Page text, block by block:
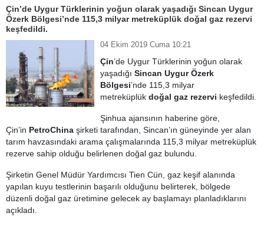
Çin’de Uygur Türklerinin yoğun olarak yaşadığı Sincan Uygur
Özerk Bölgesi’nde 115,3 milyar metreküplük doğal gaz rezervi
keşfedildi.
04 Ekim 2019 Cuma 10:21
Çin’de Uygur Türklerinin yoğun olarak
yaşadığı Sincan Uygur Özerk
Bölgesi’nde 115,3 milyar
metreküplük doğal gaz rezervi keşfedildi.
Şinhua ajansının haberine göre,
Çin’in PetroChina şirketi tarafından, Sincan’ın güneyinde yer alan
tarım havzasındaki arama çalışmalarında 115,3 milyar metreküplük
rezerve sahip olduğu belirlenen doğal gaz bulundu.
Şirketin Genel Müdür Yardımcısı Tien Cün, gaz keşif alanında
yapılan kuyu testlerinin başarılı olduğunu belirterek, bölgede
düzenli doğal gaz üretimine gelecek ay başlamayı planladıklarını
açıkladı.